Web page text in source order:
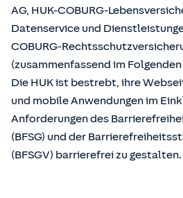
AG, HUK-COBURG-
Datenservice und
COBURG-
(zusammenfassend im Folgenden
Die HUK ist bestrebt, ihre
und mobile Anwendungen im
Anforderungen des
(BFSG) und der
(BFSGV) barrierefrei zu gestalten.